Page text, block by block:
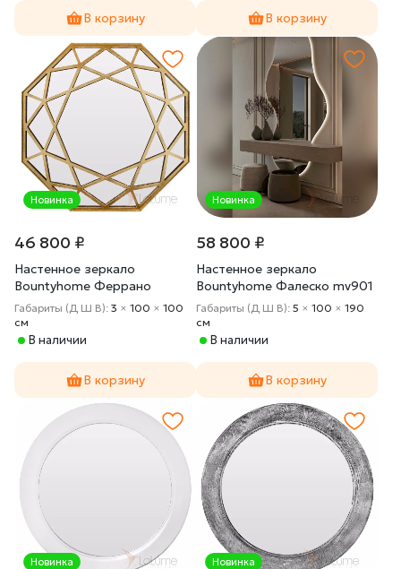
В корзину В корзину
Новинка
46 800 ₽
Настенное зеркало
Bountyhome Феррано
mv289-gold
Габариты (Д Ш В): 3 × 100 × 100
cм
В наличии
В корзину
Новинка
58 800 ₽
Настенное зеркало
Bountyhome Фалеско mv901
Габариты (Д Ш В): 5 × 100 × 190
cм
В наличии
В корзину
Новинка Новинка